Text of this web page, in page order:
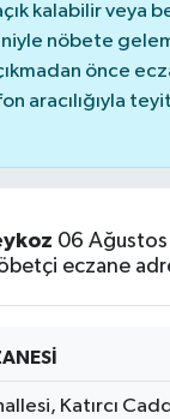
kalabilir veya
nöbete
önce
aracılığıyla
06
eczane
Katırcı